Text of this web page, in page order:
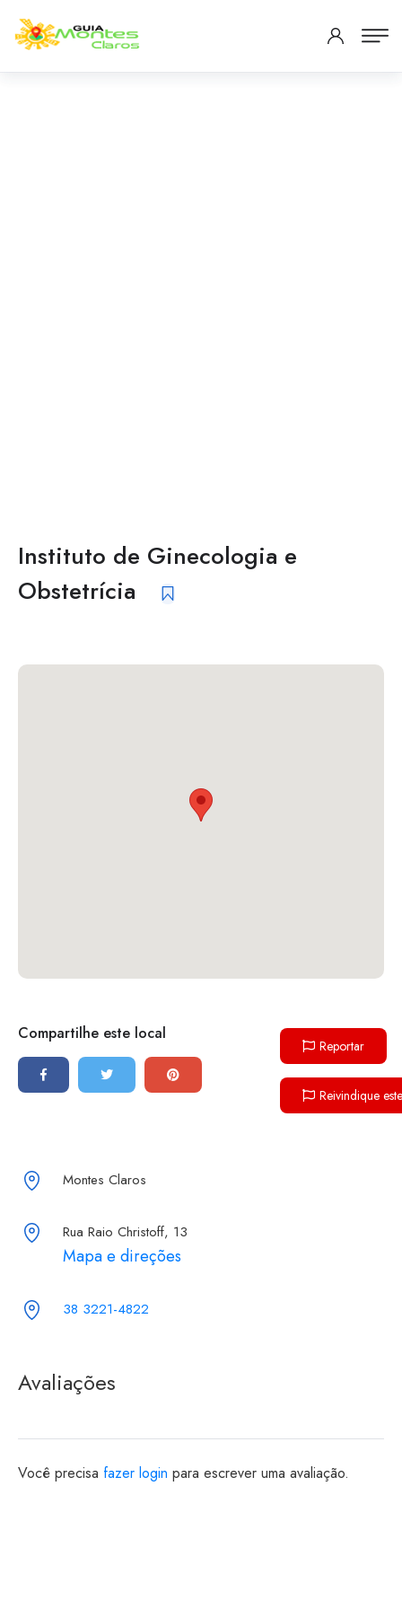
Instituto de Ginecologia e
Obstetrícia
Compartilhe este local
Reportar
Reivindique
Montes Claros
Rua Raio Christoff, 13
Mapa e direções
38 3221-4822
Avaliações
Você precisa fazer login para escrever uma avaliação.